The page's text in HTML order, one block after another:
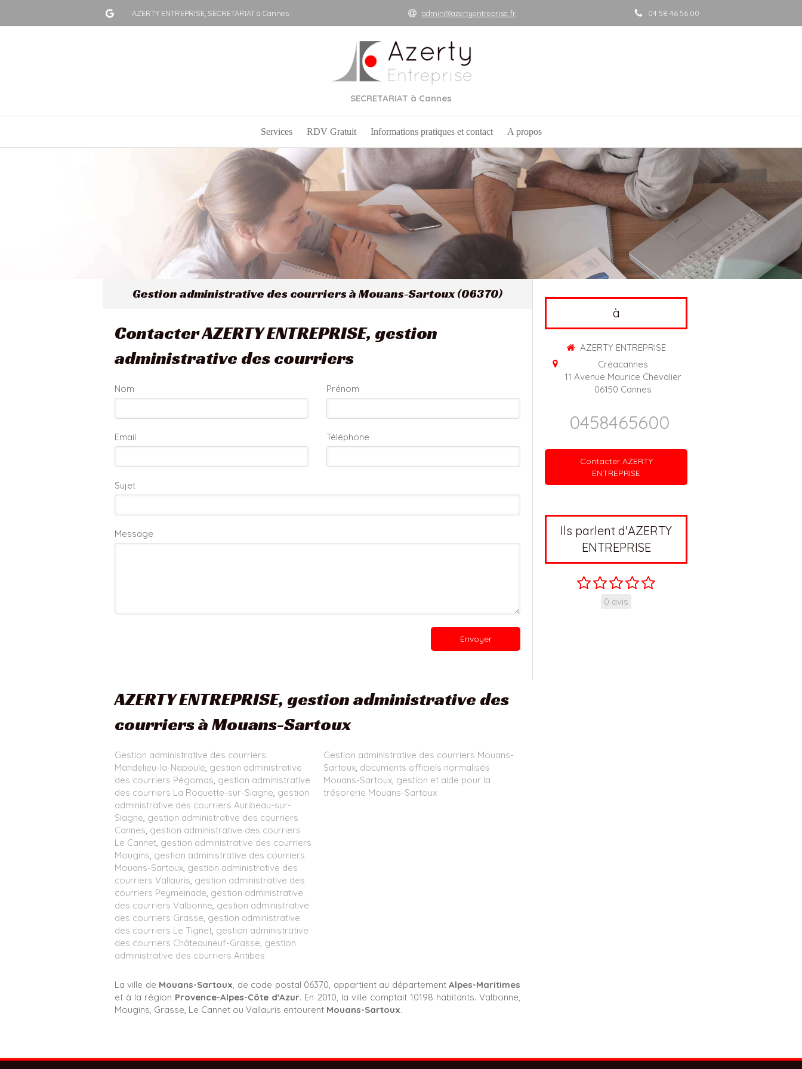
AZERTY ENTREPRISE, SECRETARIAT à Cannes admin@azertyentreprise.fr 04 58 46 56 00
SECRETARIAT à Cannes
Services RDV Gratuit Informations pratiques et contact A propos
Gestion administrative des courriers à Mouans-Sartoux (06370)
Contacter AZERTY ENTREPRISE, gestion
administrative des courriers
Nom Prénom
Email Téléphone
Sujet
Message
Envoyer
AZERTY ENTREPRISE, gestion administrative des
courriers à Mouans-Sartoux
Gestion administrative des courriers
Mandelieu-la-Napoule, gestion administrative
des courriers Pégomas, gestion administrative
des courriers La Roquette-sur-Siagne, gestion
administrative des courriers Auribeau-sur-
Siagne, gestion administrative des courriers
Cannes, gestion administrative des courriers
Le Cannet, gestion administrative des courriers
Mougins, gestion administrative des courriers
Mouans-Sartoux, gestion administrative des
courriers Vallauris, gestion administrative des
courriers Peymeinade, gestion administrative
des courriers Valbonne, gestion administrative
des courriers Grasse, gestion administrative
des courriers Le Tignet, gestion administrative
des courriers Châteauneuf-Grasse, gestion
administrative des courriers Antibes
Gestion administrative des courriers Mouans-
Sartoux, documents officiels normalisés
Mouans-Sartoux, gestion et aide pour la
trésorerie Mouans-Sartoux
La ville de Mouans-Sartoux, de code postal 06370, appartient au départementAlpes-Maritimes
et à la région Provence-Alpes-Côte d'Azur. En 2010, la ville comptait 10198 habitants. Valbonne,
Mougins, Grasse, Le Cannet ou Vallauris entourent Mouans-Sartoux.
à
AZERTY ENTREPRISE
Créacannes
11 Avenue Maurice Chevalier
06150 Cannes
0458465600
Contacter AZERTY
ENTREPRISE
Ils parlent d'AZERTY
ENTREPRISE
0 avis